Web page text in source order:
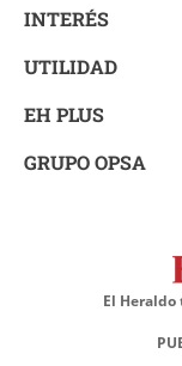
INTERÉS
UTILIDAD
EH PLUS
GRUPO OPSA
El